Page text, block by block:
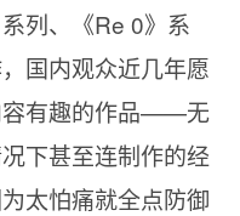
列、《Re 0》系
国内观众近几年愿
容有趣的作品——无
下甚至连制作的经
太怕痛就全点防御